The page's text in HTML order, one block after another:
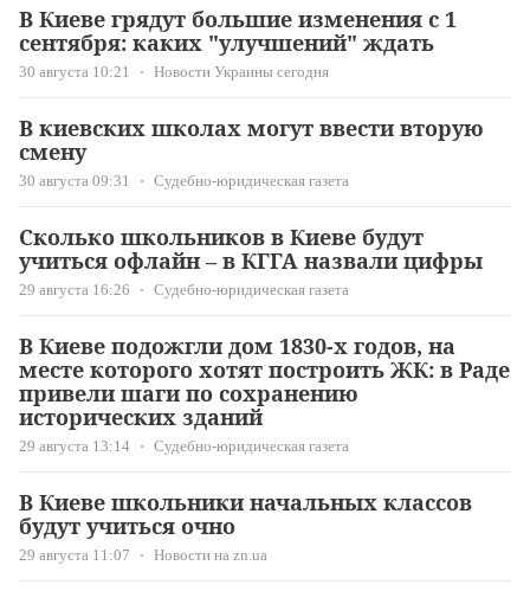
В Киеве грядут большие изменения с 1
сентября: каких "улучшений" ждать
30 августа 10:21 Новости Украины сегодня
В киевских школах могут ввести вторую
смену
30 августа 09:31 Судебно-юридическая газета
Сколько школьников в Киеве будут
учиться офлайн – в КГГА назвали цифры
29 августа 16:26 Судебно-юридическая газета
В Киеве подожгли дом 1830-х годов, на
месте которого хотят построить ЖК: в Раде
привели шаги по сохранению
исторических зданий
29 августа 13:14 Судебно-юридическая газета
В Киеве школьники начальных классов
будут учиться очно
29 августа 11:07 Новости на zn.ua